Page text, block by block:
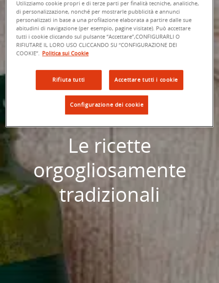
Le ricette
orgogliosamente
tradizionali
Utilizziamo cookie propri e di terze parti per finalità tecniche, analitiche,
di personalizzazione, nonché per mostrarle pubblicità e annunci
personalizzati in base a una profilazione elaborata a partire dalle sue
abitudini di navigazione (per esempio, pagine visitate). Può accettare
tutti i cookie cliccando sul pulsante “Accettare”,CONFIGURARLI O
RIFIUTARE IL LORO USO CLICCANDO SU “CONFIGURAZIONE DEI
COOKIE”.
Politica sui Cookie
Rifiuta tutti Accettare tutti i cookie
Configurazione dei cookie